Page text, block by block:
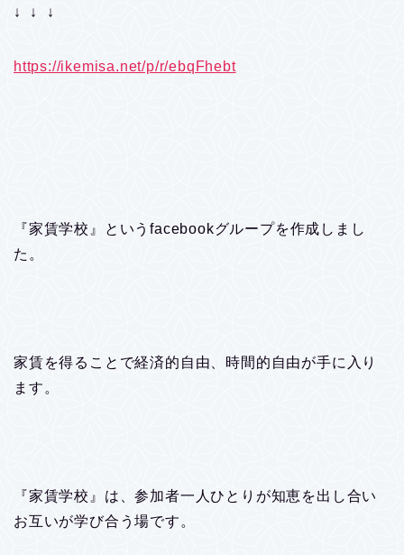
↓ ↓ ↓
https://ikemisa.net/p/r/ebqFhebt
『家賃学校』というfacebookグループを作成しまし
た。
家賃を得ることで経済的自由、時間的自由が手に入り
ます。
『家賃学校』は、参加者一人ひとりが知恵を出し合い
お互いが学び合う場です。